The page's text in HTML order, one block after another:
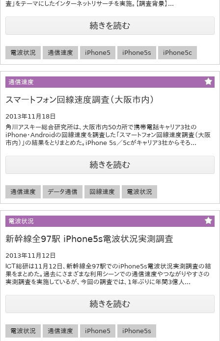
査」をテーマにしたインターネットリサーチを実施。【調査背景】...
続きを読む
電波状況 通信速度 iPhone5 iPhone5s iPhone5c
通信速度
スマートフォン回線速度調査（大阪市内）
2013年11月18日
角川アスキー総合研究所は、大阪市内50カ所で携帯電話キャリア3社の
iPhone・Androidの回線速度を調査した「スマートフォン回線速度調査（大阪
市内）」の結果をとりまとめた。iPhone 5s／5cがキャリア3社からそろ...
続きを読む
通信速度 データ通信 回線速度 電波状況
電波状況
新幹線全97駅 iPhone5s電波状況実測調査
2013年11月12日
ＩＣＴ総研は11月12日、新幹線全97駅でのiPhone5s電波状況実測調査の結
果をまとめた。過去にさまざまな利用シーンでの通信速度やつながりやすさの
実測調査を実施しているが、今回の調査では、1年ぶりに年間3億人...
続きを読む
電波状況 通信速度 iPhone5 iPhone5s